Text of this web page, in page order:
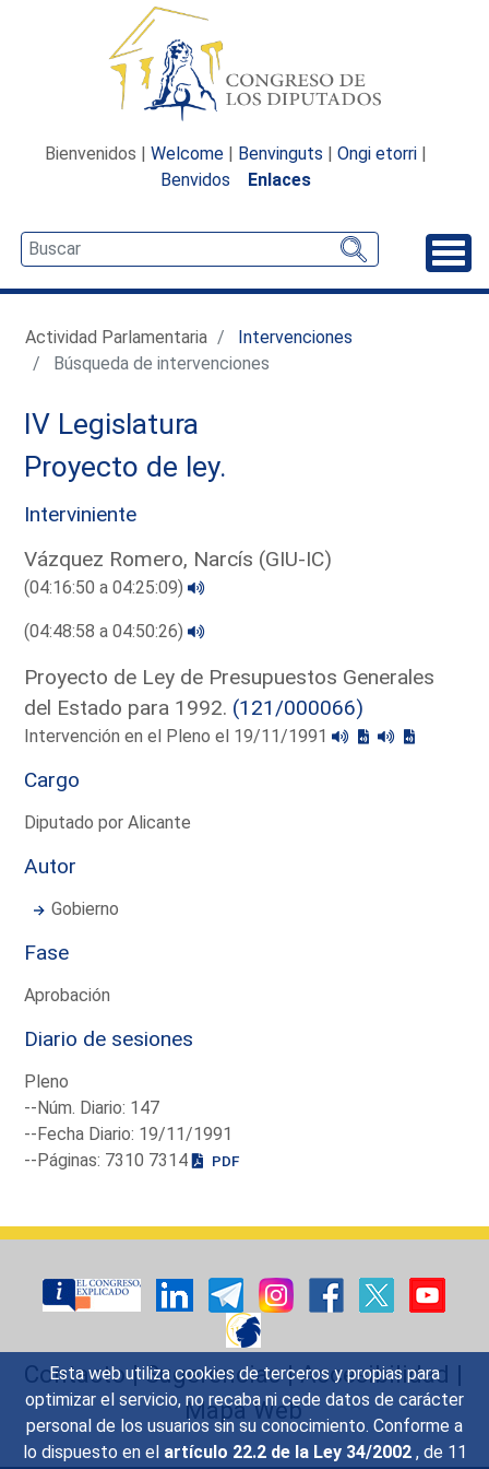
Esta web utiliza cookies de terceros y propias para
optimizar el servicio, no recaba ni cede datos de carácter
personal de los usuarios sin su conocimiento. Conforme a
lo dispuesto en el artículo 22.2 de la Ley 34/2002 , de 11
Bienvenidos | Welcome | Benvinguts | Ongi etorri |
Benvidos
Enlaces
Actividad Parlamentaria
Intervenciones
Búsqueda de intervenciones
IV Legislatura
Proyecto de ley.
Interviniente
Vázquez Romero, Narcís (GIU-IC)
(04:16:50 a 04:25:09)
(04:48:58 a 04:50:26)
Proyecto de Ley de Presupuestos Generales
del Estado para 1992. (121/000066)
Intervención en el Pleno el 19/11/1991
Cargo
Diputado por Alicante
Autor
Gobierno
Fase
Aprobación
Diario de sesiones
Pleno
--Núm. Diario: 147
--Fecha Diario: 19/11/1991
--Páginas: 7310 7314
PDF
Contacto|Sugerencias|Accesibilidad |
Mapa Web